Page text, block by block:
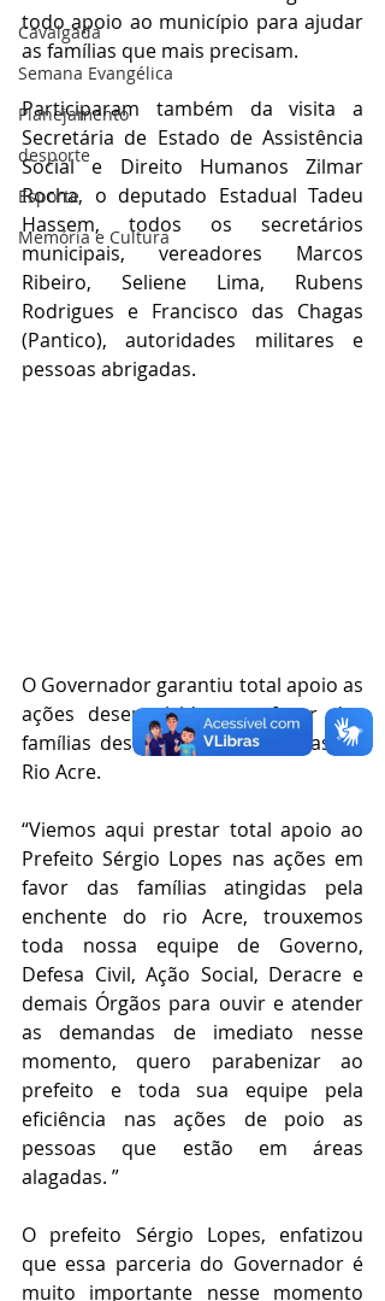
Cavalgada
Semana Evangélica
Planejamento
desporte
Esporte
Memória e Cultura
todo apoio ao município para ajudar
as famílias que mais precisam.
Participaram também da visita a
Secretária de Estado de Assistência
Social e Direito Humanos Zilmar
Rocha, o deputado Estadual Tadeu
Hassem, todos os secretários
municipais, vereadores Marcos
Ribeiro, Seliene Lima, Rubens
Rodrigues e Francisco das Chagas
(Pantico), autoridades militares e
pessoas abrigadas.
O Governador garantiu total apoio as
ações desenvolvidas em favor das
famílias desalojadas pelas cheias do
Rio Acre.
“Viemos aqui prestar total apoio ao
Prefeito Sérgio Lopes nas ações em
favor das famílias atingidas pela
enchente do rio Acre, trouxemos
toda nossa equipe de Governo,
Defesa Civil, Ação Social, Deracre e
demais Órgãos para ouvir e atender
as demandas de imediato nesse
momento, quero parabenizar ao
prefeito e toda sua equipe pela
eficiência nas ações de poio as
pessoas que estão em áreas
alagadas. ”
O prefeito Sérgio Lopes, enfatizou
que essa parceria do Governador é
muito importante nesse momento